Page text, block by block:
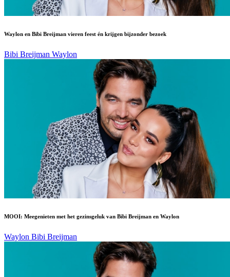
Waylon en Bibi Breijman vieren feest én krijgen bijzonder bezoek
Bibi Breijman Waylon
MOOI: Meegenieten met het gezinsgeluk van Bibi Breijman en Waylon
Waylon Bibi Breijman